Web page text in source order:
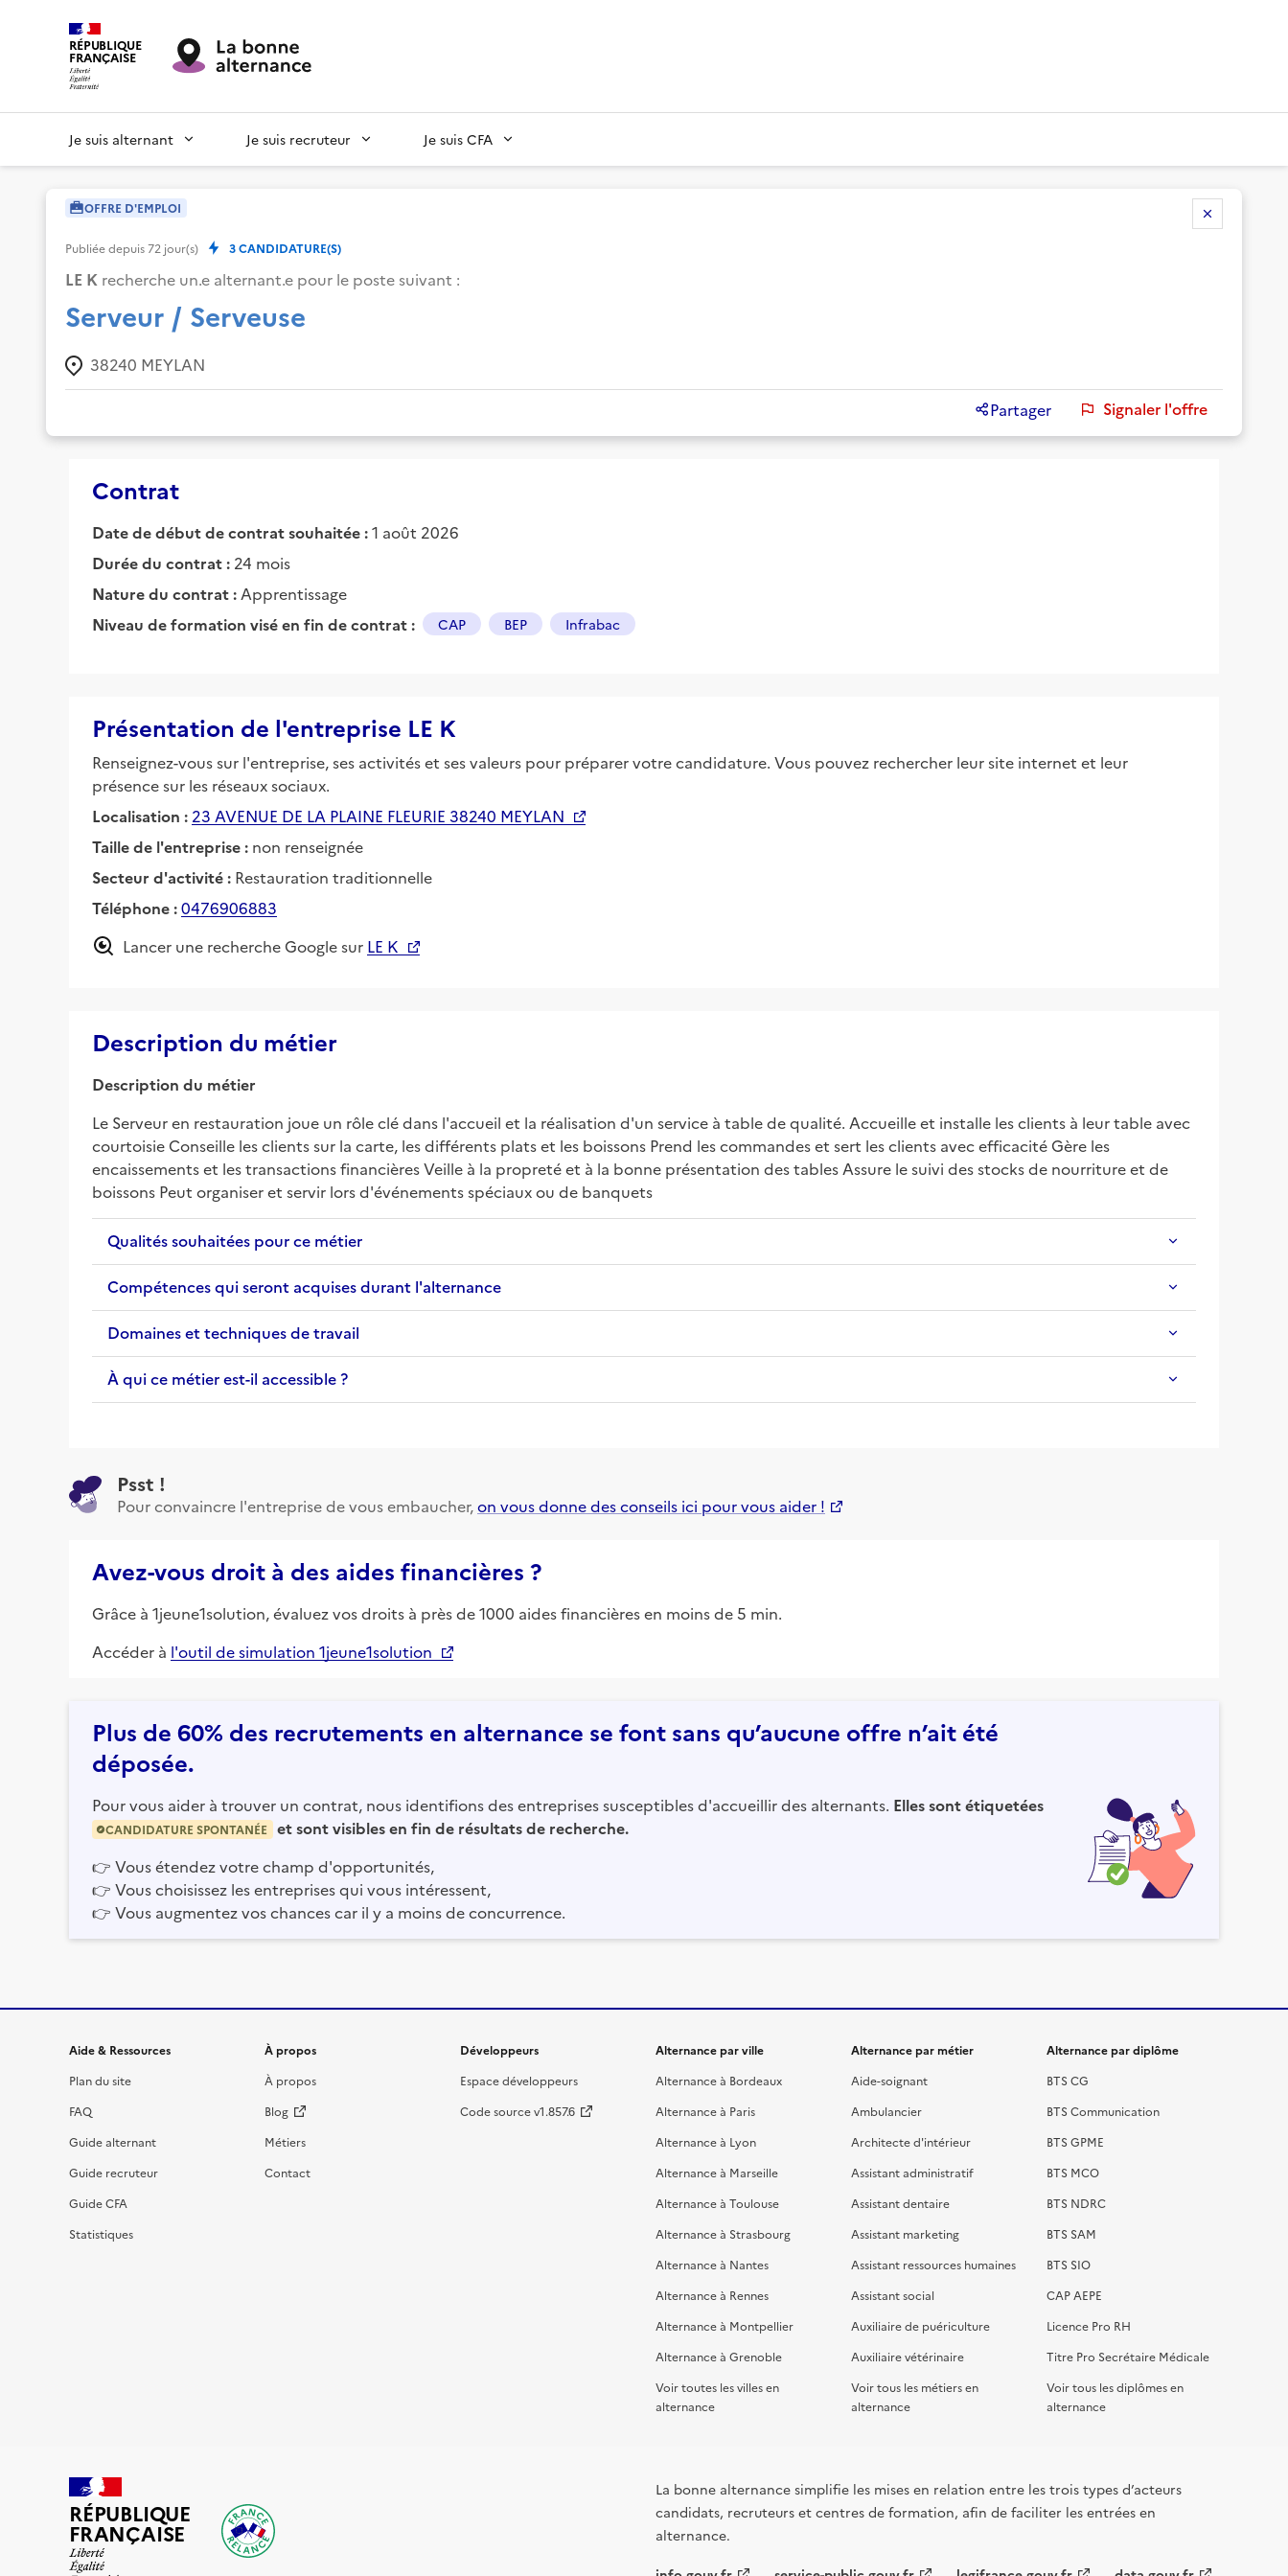
RÉPUBLIQUE
FRANÇAISE
Je suis alternant Je suis recruteur Je suis CFA
OFFRE D'EMPLOI
Publiée depuis72 jour(s) 3CANDIDATURE(S)
LE K recherche un.e alternant.e pour le poste suivant :
Serveur / Serveuse
38240 MEYLAN
Partager Signaler l'offre
Contrat
Date de début de contrat souhaitée :1 août 2026
Durée du contrat : 24 mois
Nature du contrat : Apprentissage
Niveau de formation visé en fin de contrat :
CAP BEP Infrabac
Présentation de l'entreprise LE K
Renseignez-vous sur l'entreprise, ses activités et ses valeurs pour préparer votre candidature. Vous pouvez rechercher leur site internet et leur
présence sur les réseaux sociaux.
Localisation : 23 AVENUE DE LA PLAINE FLEURIE 38240 MEYLAN
Taille de l'entreprise : non renseignée
Secteur d'activité : Restauration traditionnelle
Téléphone :0476906883
Lancer une recherche Google sur LE K
Description du métier
Description du métier
Le Serveur en restauration joue un rôle clé dans l'accueil et la réalisation d'un service à table de qualité. Accueille et installe les clients à leur table avec
courtoisie Conseille les clients sur la carte, les différents plats et les boissons Prend les commandes et sert les clients avec efficacité Gère les
encaissements et les transactions financières Veille à la propreté et à la bonne présentation des tables Assure le suivi des stocks de nourriture et de
boissons Peut organiser et servir lors d'événements spéciaux ou de banquets
Qualités souhaitées pour ce métier
Compétences qui seront acquises durant l'alternance
Domaines et techniques de travail
À qui ce métier est-il accessible ?
Psst !
Pour convaincre l'entreprise de vous embaucher,on vous donne des conseils ici pour vous aider !
Avez-vous droit à des aides financières ?
Grâce à 1jeune1solution, évaluez vos droits à près de 1000 aides financières en moins de 5 min.
Accéder à l'outil de simulation 1jeune1solution
Plus de 60% des recrutements en alternance se font sans qu’aucune offre n’ait été
déposée.
Pour vous aider à trouver un contrat, nous identifions des entreprises susceptibles d'accueillir des alternants. Elles sont étiquetées
CANDIDATURE SPONTANÉE
et sont visibles en fin de résultats de recherche.
👉 Vous étendez votre champ d'opportunités,
👉 Vous choisissez les entreprises qui vous intéressent,
👉 Vous augmentez vos chances car il y a moins de concurrence.
Informations et liens du site
Aide & Ressources
Plan du site
FAQ
Guide alternant
Guide recruteur
Guide CFA
Statistiques
À propos
À propos
Blog
Métiers
Contact
Développeurs
Espace développeurs
Code source v1.857.6
Alternance par ville
Alternance à Bordeaux
Alternance à Paris
Alternance à Lyon
Alternance à Marseille
Alternance à Toulouse
Alternance à Strasbourg
Alternance à Nantes
Alternance à Rennes
Alternance à Montpellier
Alternance à Grenoble
Voir toutes les villes en
alternance
Alternance par métier
Aide-soignant
Ambulancier
Architecte d'intérieur
Assistant administratif
Assistant dentaire
Assistant marketing
Assistant ressources humaines
Assistant social
Auxiliaire de puériculture
Auxiliaire vétérinaire
Voir tous les métiers en
alternance
Alternance par diplôme
BTS CG
BTS Communication
BTS GPME
BTS MCO
BTS NDRC
BTS SAM
BTS SIO
CAP AEPE
Licence Pro RH
Titre Pro Secrétaire Médicale
Voir tous les diplômes en
alternance
RÉPUBLIQUE
FRANÇAISE
La bonne alternance simplifie les mises en relation entre les trois types d’acteurs
candidats, recruteurs et centres de formation, afin de faciliter les entrées en
alternance.